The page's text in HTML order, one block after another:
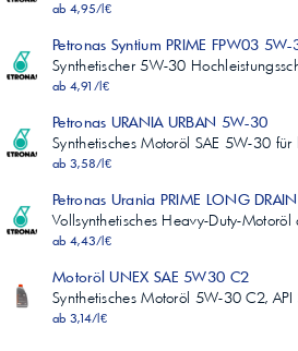
ab 4,95/l€
Petronas Syntium PRIME FPW03 5W-
Synthetischer 5W-30
ab 4,91/l€
Petronas URANIA URBAN 5W-30
Synthetisches Motoröl SAE 5W-30
ab 3,58/l€
Petronas Urania PRIME LONG
Vollsynthetisches Heavy-Duty-
ab 4,43/l€
Motoröl UNEX SAE 5W30 C2
Synthetisches Motoröl 5W-30 C2,
ab 3,14/l€